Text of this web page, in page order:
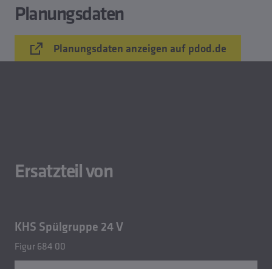
Planungsdaten
Planungsdaten anzeigen auf pdod.de
Ersatzteil von
KHS Spülgruppe 24 V
Figur 684 00